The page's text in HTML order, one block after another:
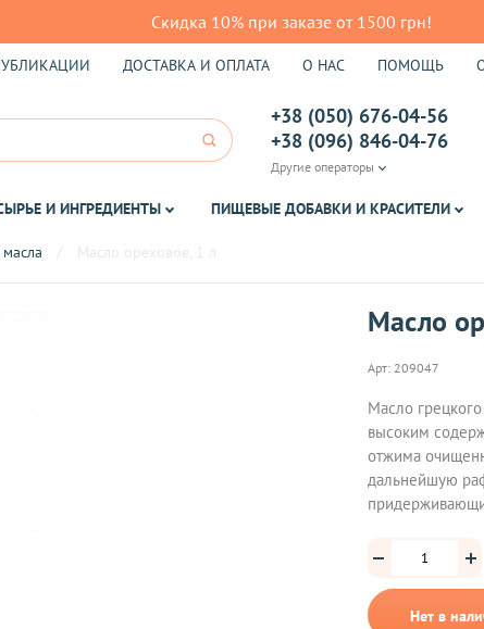
Скидка 10% при заказе от 1500 грн!
ДОСТАВКА И ОПЛАТА О НАС ПОМОЩЬ
+38 (050) 676-04-56
+38 (096) 846-04-76
Другие операторы
И ИНГРЕДИЕНТЫ ПИЩЕВЫЕ ДОБАВКИ И КРАСИТЕЛИ
Масло
Арт: 209047
Масло
высоким
отжима
дальнейшую
Нет в